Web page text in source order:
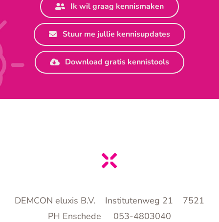
Ik wil graag kennismaken
Stuur me jullie kennisupdates
Download gratis kennistools
DEMCON eluxis B.V. Institutenweg 21 7521
PH Enschede 053-4803040